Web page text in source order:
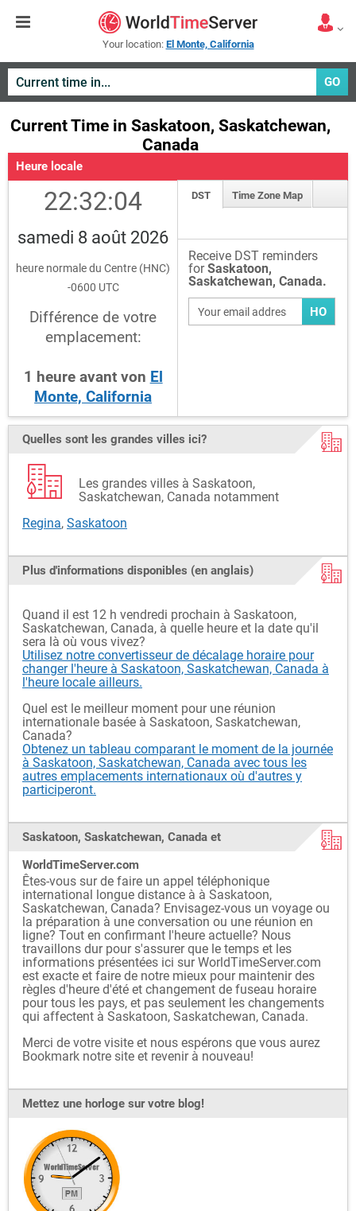
Your location: El Monte, California
GO
Current Time in Saskatoon, Saskatchewan,
Canada
Heure locale
22:32:04
samedi 8 août 2026
heure normale du Centre (HNC)
-0600 UTC
Différence de votre
emplacement:
1 heure avant von El
Monte, California
DST Time Zone Map
Receive DST reminders
forSaskatoon,
Saskatchewan, Canada.
HO
Quelles sont les grandes villes ici?
Les grandes villes à Saskatoon,
Saskatchewan, Canada notamment
Regina, Saskatoon
Plus d'informations disponibles (en anglais)
Quand il est 12 h vendredi prochain à Saskatoon,
Saskatchewan, Canada, à quelle heure et la date qu'il
sera là où vous vivez?
Utilisez notre convertisseur de décalage horaire pour
changer l'heure à Saskatoon, Saskatchewan, Canada à
l'heure locale ailleurs.
Quel est le meilleur moment pour une réunion
internationale basée à Saskatoon, Saskatchewan,
Canada?
Obtenez un tableau comparant le moment de la journée
à Saskatoon, Saskatchewan, Canada avec tous les
autres emplacements internationaux où d'autres y
participeront.
Saskatoon, Saskatchewan, Canada et
WorldTimeServer.com
Êtes-vous sur de faire un appel téléphonique
international longue distance à à Saskatoon,
Saskatchewan, Canada? Envisagez-vous un voyage ou
la préparation à une conversation ou une réunion en
ligne? Tout en confirmant l'heure actuelle? Nous
travaillons dur pour s'assurer que le temps et les
informations présentées ici sur WorldTimeServer.com
est exacte et faire de notre mieux pour maintenir des
règles d'heure d'été et changement de fuseau horaire
pour tous les pays, et pas seulement les changements
qui affectent à Saskatoon, Saskatchewan, Canada.
Merci de votre visite et nous espérons que vous aurez
Bookmark notre site et revenir à nouveau!
Mettez une horloge sur votre blog!